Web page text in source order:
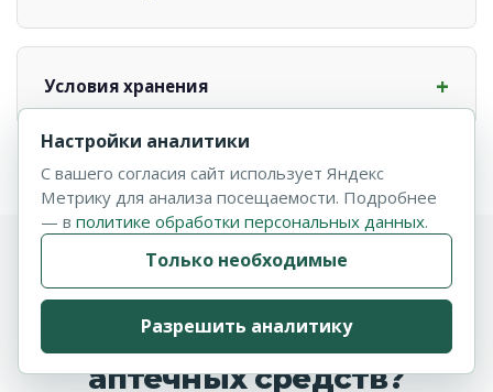
Условия хранения
Почему «Лактоферрин»
эффективнее многих
аптечных средств?
Настройки аналитики
С вашего согласия сайт использует Яндекс
Метрику для анализа посещаемости. Подробнее
— в политике обработки персональных данных.
Только необходимые
Разрешить аналитику